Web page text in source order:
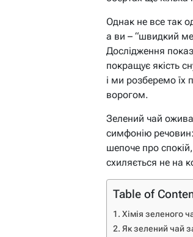
Однак не все так
а ви – “швидкий
Дослідження
покращує якість
і ми розберемо їх
ворогом.
Зелений чай
симфонію
шепоче про
схиляється не на
Table of
Хімія зеленого
Як зелений чай